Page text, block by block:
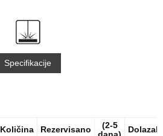
Specifikacije
Količina Rezervisano
(2-5
Dolazak